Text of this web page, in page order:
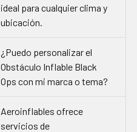
ideal para cualquier clima y
ubicación.
¿Puedo personalizar el
Obstáculo Inflable Black
Ops con mi marca o tema?
Aeroinflables ofrece
servicios de